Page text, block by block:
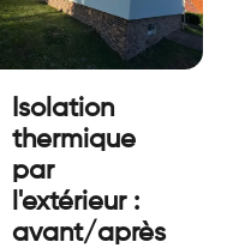
Isolation
thermique
par
l'extérieur :
avant/après